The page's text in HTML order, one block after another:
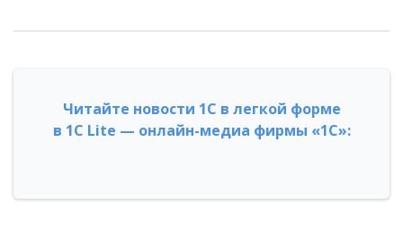
Читайте новости 1С в легкой форме
в 1С Lite — онлайн-медиа фирмы «1С»: